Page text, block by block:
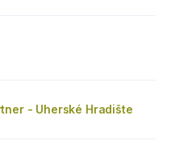
- Uherské Hradište